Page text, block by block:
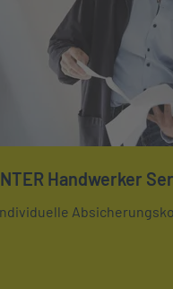
Handwerker
über erfahren